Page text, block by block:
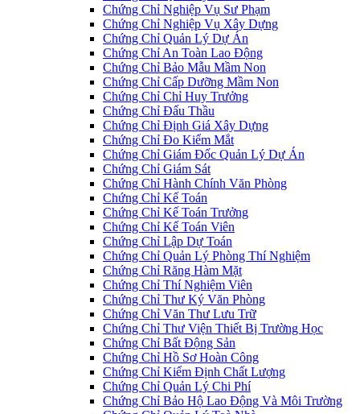
Chứng Chỉ Nghiệp Vụ Sư Phạm
Chứng Chỉ Nghiệp Vụ Xây Dựng
Chứng Chỉ Quản Lý Dự Án
Chứng Chỉ An Toàn Lao Động
Chứng Chỉ Bảo Mẫu Mầm Non
Chứng Chỉ Cấp Dưỡng Mầm Non
Chứng Chỉ Chỉ Huy Trưởng
Chứng Chỉ Đấu Thầu
Chứng Chỉ Định Giá Xây Dựng
Chứng Chỉ Đo Kiểm Mắt
Chứng Chỉ Giám Đốc Quản Lý Dự Án
Chứng Chỉ Giám Sát
Chứng Chỉ Hành Chính Văn Phòng
Chứng Chỉ Kế Toán
Chứng Chỉ Kế Toán Trưởng
Chứng Chỉ Kế Toán Viên
Chứng Chỉ Lập Dự Toán
Chứng Chỉ Quản Lý Phòng Thí Nghiệm
Chứng Chỉ Răng Hàm Mặt
Chứng Chỉ Thí Nghiệm Viên
Chứng Chỉ Thư Ký Văn Phòng
Chứng Chỉ Văn Thư Lưu Trữ
Chứng Chỉ Thư Viện Thiết Bị Trường Học
Chứng Chỉ Bất Động Sản
Chứng Chỉ Hồ Sơ Hoàn Công
Chứng Chỉ Kiểm Định Chất Lượng
Chứng Chỉ Quản Lý Chi Phí
Chứng Chỉ Bảo Hộ Lao Động Và Môi Trường